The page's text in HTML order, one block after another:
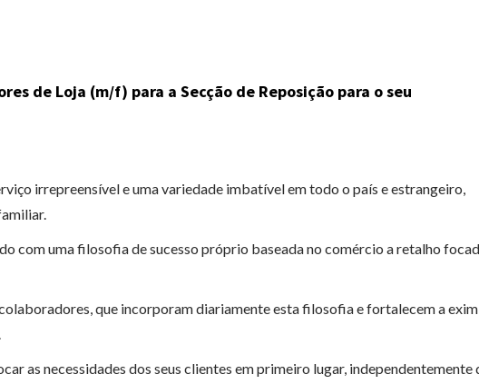
de Loja (m/f) para a Secção de Reposição para o seu
irrepreensível e uma variedade imbatível em todo o país e estrangeiro,
com uma filosofia de sucesso próprio baseada no comércio a retalho
que incorporam diariamente esta filosofia e fortalecem a
as necessidades dos seus clientes em primeiro lugar, independentemente